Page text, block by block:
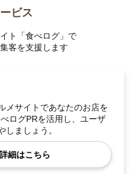
ビス
ト「食べログ」で
客を支援します
メサイトであなたのお店を
ログPRを活用し、ユーザ
しましょう。
詳細はこちら